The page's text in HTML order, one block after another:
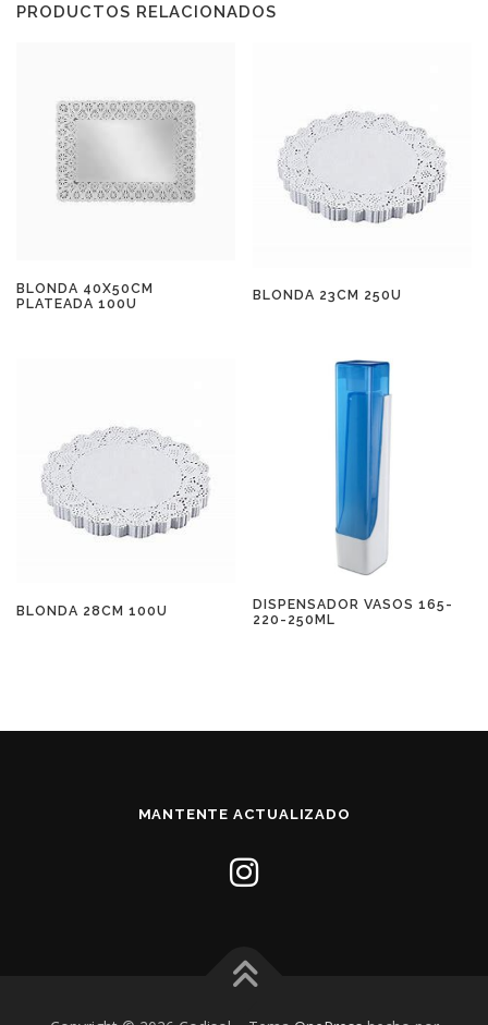
PRODUCTOS RELACIONADOS
BLONDA 40X50CM
PLATEADA 100U
BLONDA 23CM 250U
BLONDA 28CM 100U
DISPENSADOR VASOS 165-
220-250ML
MANTENTE ACTUALIZADO